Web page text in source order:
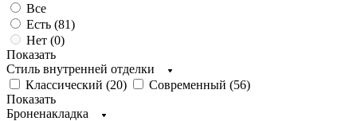
Все
Есть (81)
Нет (0)
Показать
Стиль внутренней отделки
Классический (20) Современный (56)
Показать
Броненакладка